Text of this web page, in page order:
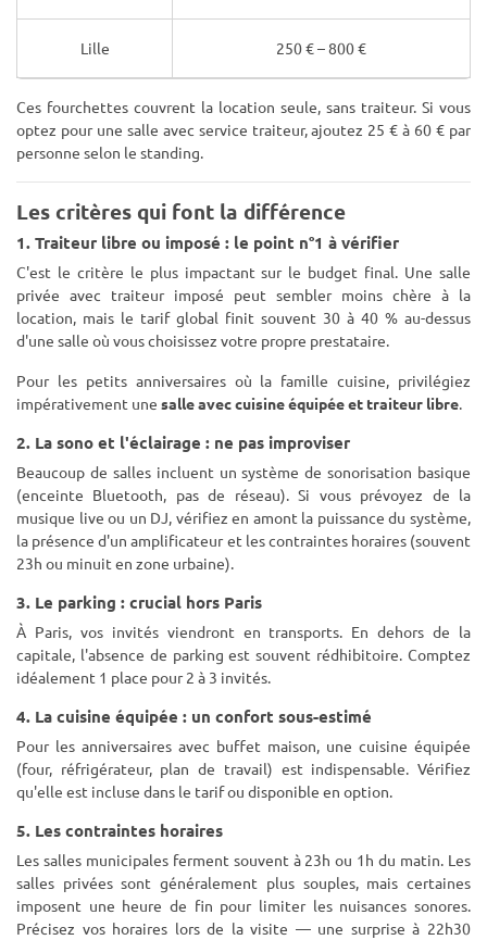
Lille 250 € – 800 €
Ces fourchettes couvrent la location seule, sans traiteur. Si vous
optez pour une salle avec service traiteur, ajoutez 25 € à 60 € par
personne selon le standing.
Les critères qui font la différence
1. Traiteur libre ou imposé : le point n°1 à vérifier
C'est le critère le plus impactant sur le budget final. Une salle
privée avec traiteur imposé peut sembler moins chère à la
location, mais le tarif global finit souvent 30 à 40 % au-dessus
d'une salle où vous choisissez votre propre prestataire.
Pour les petits anniversaires où la famille cuisine, privilégiez
impérativement une salle avec cuisine équipée et traiteur libre.
2. La sono et l'éclairage : ne pas improviser
Beaucoup de salles incluent un système de sonorisation basique
(enceinte Bluetooth, pas de réseau). Si vous prévoyez de la
musique live ou un DJ, vérifiez en amont la puissance du système,
la présence d'un amplificateur et les contraintes horaires (souvent
23h ou minuit en zone urbaine).
3. Le parking : crucial hors Paris
À Paris, vos invités viendront en transports. En dehors de la
capitale, l'absence de parking est souvent rédhibitoire. Comptez
idéalement 1 place pour 2 à 3 invités.
4. La cuisine équipée : un confort sous-estimé
Pour les anniversaires avec buffet maison, une cuisine équipée
(four, réfrigérateur, plan de travail) est indispensable. Vérifiez
qu'elle est incluse dans le tarif ou disponible en option.
5. Les contraintes horaires
Les salles municipales ferment souvent à 23h ou 1h du matin. Les
salles privées sont généralement plus souples, mais certaines
imposent une heure de fin pour limiter les nuisances sonores.
Précisez vos horaires lors de la visite — une surprise à 22h30